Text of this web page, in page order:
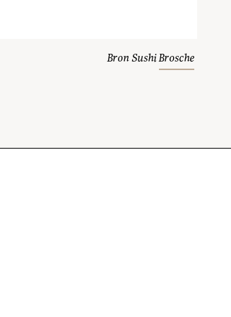
Bron Sushi Brosche